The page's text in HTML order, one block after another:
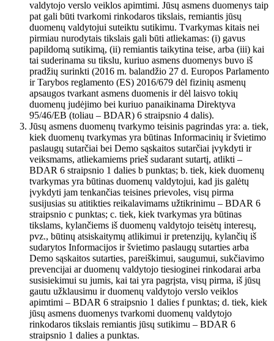
valdytojo verslo veiklos apimtimi. Jūsų asmens duomenys taip
pat gali būti tvarkomi rinkodaros tikslais, remiantis jūsų
duomenų valdytojui suteiktu sutikimu. Tvarkymas kitais nei
pirmiau nurodytais tikslais gali būti atliekamas: (i) gavus
papildomą sutikimą, (ii) remiantis taikytina teise, arba (iii) kai
tai suderinama su tikslu, kuriuo asmens duomenys buvo iš
pradžių surinkti (2016 m. balandžio 27 d. Europos Parlamento
ir Tarybos reglamento (ES) 2016/679 dėl fizinių asmenų
apsaugos tvarkant asmens duomenis ir dėl laisvo tokių
duomenų judėjimo bei kuriuo panaikinama Direktyva
95/46/EB (toliau – BDAR) 6 straipsnio 4 dalis).
Jūsų asmens duomenų tvarkymo teisinis pagrindas yra: a. tiek,
kiek duomenų tvarkymas yra būtinas Informacinių ir švietimo
paslaugų sutarčiai bei Demo sąskaitos sutarčiai įvykdyti ir
veiksmams, atliekamiems prieš sudarant sutartį, atlikti –
BDAR 6 straipsnio 1 dalies b punktas; b. tiek, kiek duomenų
tvarkymas yra būtinas duomenų valdytojui, kad jis galėtų
įvykdyti jam tenkančias teisines prievoles, visų pirma
susijusias su atitikties reikalavimams užtikrinimu – BDAR 6
straipsnio c punktas; c. tiek, kiek tvarkymas yra būtinas
tikslams, kylančiems iš duomenų valdytojo teisėtų interesų,
pvz., būtinų atsiskaitymų atlikimui ir pretenzijų, kylančių iš
sudarytos Informacijos ir švietimo paslaugų sutarties arba
Demo sąskaitos sutarties, pareiškimui, saugumui, sukčiavimo
prevencijai ar duomenų valdytojo tiesioginei rinkodarai arba
susisiekimui su jumis, kai tai yra pagrįsta, visų pirma, iš jūsų
gautu užklausimu ir duomenų valdytojo verslo veiklos
apimtimi – BDAR 6 straipsnio 1 dalies f punktas; d. tiek, kiek
jūsų asmens duomenys tvarkomi duomenų valdytojo
rinkodaros tikslais remiantis jūsų sutikimu – BDAR 6
straipsnio 1 dalies a punktas.